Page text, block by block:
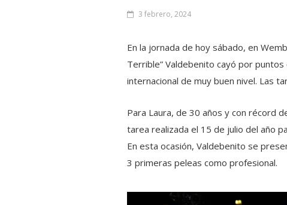
3 febrero, 2024
En la jornada de hoy sábado, en
Terrible” Valdebenito cayó por
internacional de muy buen nivel. Las
Para Laura, de 30 años y con récord
tarea realizada el 15 de julio del año
En esta ocasión, Valdebenito se
3 primeras peleas como profesional.